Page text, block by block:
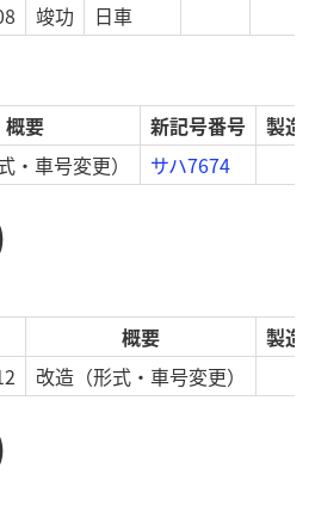
竣功 日車
概要 新記号番号
製
・車号変更） サハ7674
概要
製
改造 （形式・車号変更）